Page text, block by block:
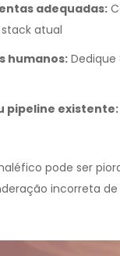
adequadas:
atual
humanos:Dedique
pipeline existente:
pode ser
incorreta de